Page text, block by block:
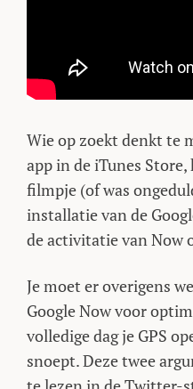
Wie op zoekt denkt te
app in de iTunes
filmpje (of was
installatie van de
de activitatie van Now
Je moet er overigens
Google Now voor
volledige dag je GPS
snoept. Deze twee